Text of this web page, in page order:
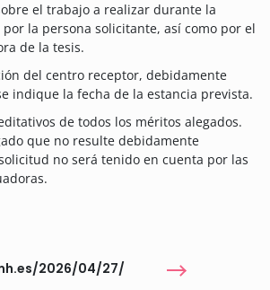
el trabajo a realizar durante la
la persona solicitante, así como por el
de la tesis.
del centro receptor, debidamente
indique la fecha de la estancia prevista.
de todos los méritos alegados.
que no resulte debidamente
no será tenido en cuenta por las
2026/04/27/